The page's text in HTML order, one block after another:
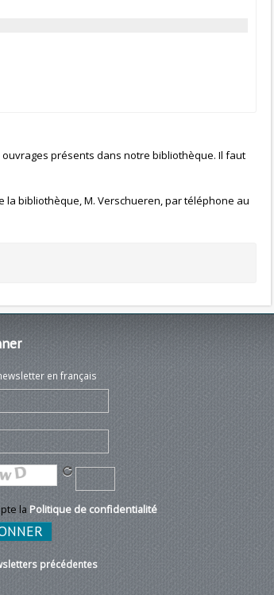
présents dans notre bibliothèque. Il faut
bibliothèque, M. Verschueren, par téléphone au
en français
la Politique de confidentialité
précédentes